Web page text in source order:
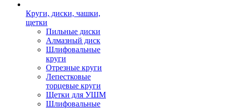
Круги, диски, чашки,
щетки
Пильные диски
Алмазный диск
Шлифовальные
круги
Отрезные круги
Лепестковые
торцевые круги
Щетки для УШМ
Шлифовальные